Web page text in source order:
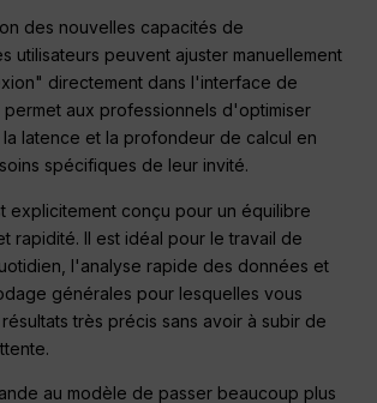
des nouvelles capacités de
utilisateurs peuvent ajuster manuellement
directement dans l'interface de
permet aux professionnels d'optimiser
latence et la profondeur de calcul en
spécifiques de leur invité.
explicitement conçu pour un équilibre
rapidité. Il est idéal pour le travail de
l'analyse rapide des données et
générales pour lesquelles vous
très précis sans avoir à subir de
au modèle de passer beaucoup plus